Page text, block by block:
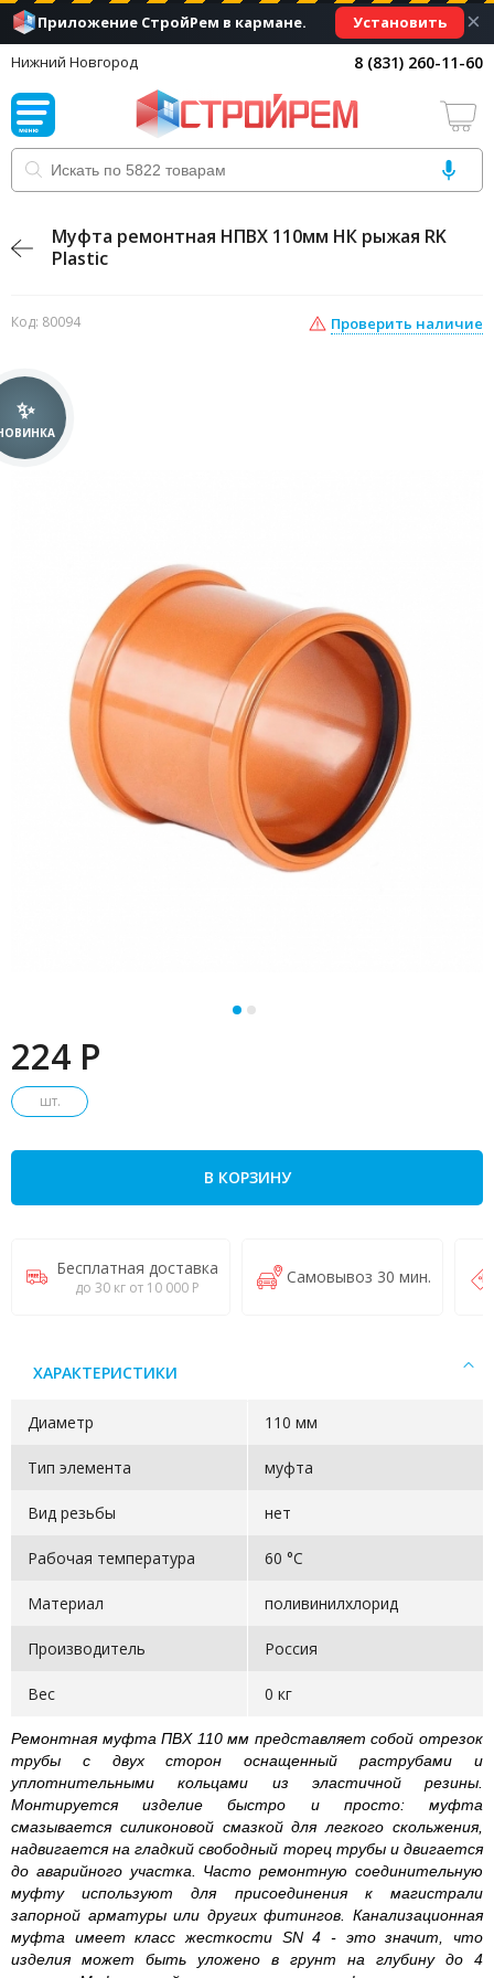
Приложение СтройРем в кармане. Установить ×
Нижний Новгород 8 (831) 260-11-60
Муфта ремонтная НПВХ 110мм НК рыжая RK
Plastic
Код: 80094 Проверить наличие
224 P
шт.
В КОРЗИНУ
Бесплатная доставка
до 30 кг от 10 000 Р
Самовывоз 30 мин.
ХАРАКТЕРИСТИКИ
Диаметр 110 мм
Тип элемента муфта
Вид резьбы нет
Рабочая температура 60 °С
Материал поливинилхлорид
Производитель Россия
Вес 0 кг
Ремонтная муфта ПВХ 110 мм представляет собой отрезок
трубы с двух сторон оснащенный раструбами и
уплотнительными кольцами из эластичной резины.
Монтируется изделие быстро и просто: муфта
смазывается силиконовой смазкой для легкого скольжения,
надвигается на гладкий свободный торец трубы и двигается
до аварийного участка. Часто ремонтную соединительную
муфту используют для присоединения к магистрали
запорной арматуры или других фитингов. Канализационная
муфта имеет класс жесткости SN 4 - это значит, что
изделия может быть уложено в грунт на глубину до 4